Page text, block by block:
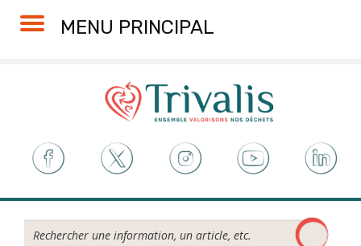
MENU PRINCIPAL
Rechercher...